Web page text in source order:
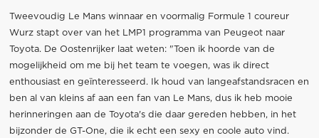
Tweevoudig Le Mans winnaar en voormalig Formule 1 coureur
Wurz stapt over van het LMP1 programma van Peugeot naar
Toyota. De Oostenrijker laat weten: "Toen ik hoorde van de
mogelijkheid om me bij het team te voegen, was ik direct
enthousiast en geïnteresseerd. Ik houd van langeafstandsracen en
ben al van kleins af aan een fan van Le Mans, dus ik heb mooie
herinneringen aan de Toyota's die daar gereden hebben, in het
bijzonder de GT-One, die ik echt een sexy en coole auto vind.